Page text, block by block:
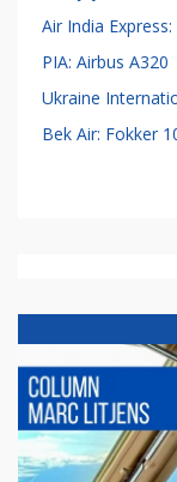
Air India
PIA: Airbus A320
Ukraine
Bek Air: Fokker